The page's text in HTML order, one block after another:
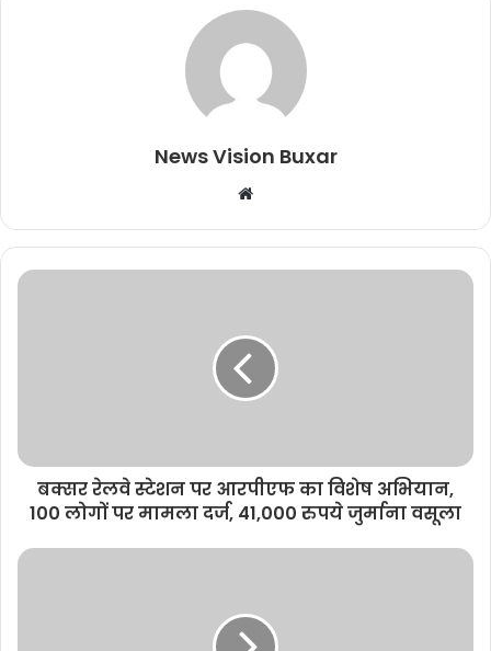
News Vision Buxar
b
s
बक्सर रेलवे स्टेशन पर आरपीएफ का विशेष अभियान,
100 लोगों पर मामला दर्ज, 41,000 रुपये जुर्माना वसूला